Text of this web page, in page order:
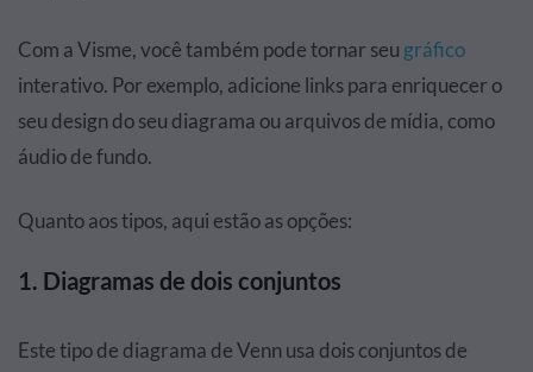
Com a Visme, você também pode tornar seu gráfico
interativo. Por exemplo, adicione links para enriquecer o
seu design do seu diagrama ou arquivos de mídia, como
áudio de fundo.
Quanto aos tipos, aqui estão as opções:
1. Diagramas de dois conjuntos
Este tipo de diagrama de Venn usa dois conjuntos de